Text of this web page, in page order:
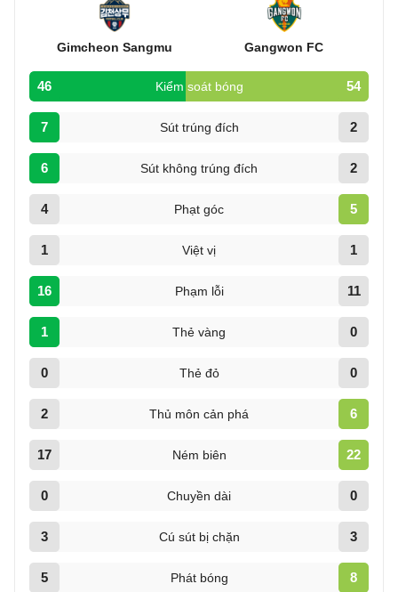
Gimcheon Sangmu Gangwon FC
46 Kiểm soát bóng 54
7 Sút trúng đích 2
6 Sút không trúng đích 2
4 Phạt góc 5
1 Việt vị 1
16 Phạm lỗi 11
1 Thẻ vàng 0
0 Thẻ đỏ 0
2 Thủ môn cản phá 6
17 Ném biên 22
0 Chuyền dài 0
3 Cú sút bị chặn 3
5 Phát bóng 8